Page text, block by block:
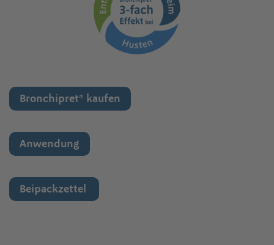
Bronchipret® kaufen
Anwendung
Beipackzettel